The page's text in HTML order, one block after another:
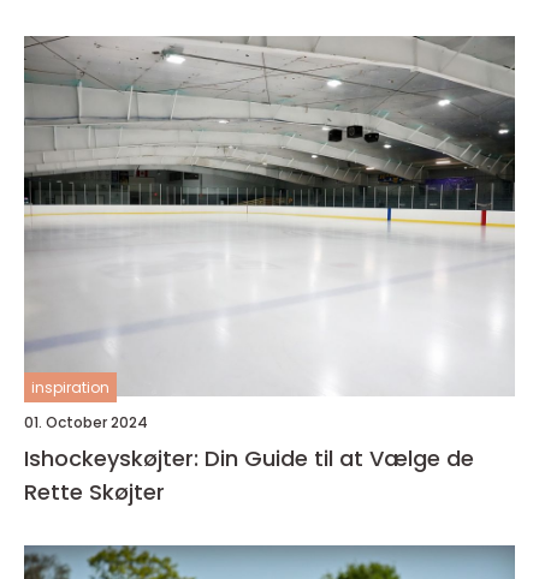
inspiration
01. October 2024
Ishockeyskøjter: Din Guide til at Vælge de
Rette Skøjter